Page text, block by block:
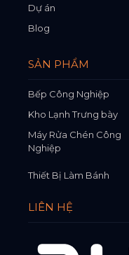
Dự án
Blog
SẢN PHẨM
Bếp Công Nghiệp
Kho Lạnh Trưng bày
Máy Rửa Chén Công
Nghiệp
Thiết Bị Làm Bánh
LIÊN HỆ